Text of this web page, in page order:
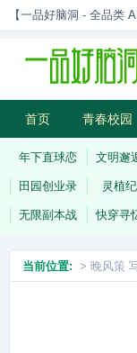
【一品好脑洞 - 全品类
首页 青春校园
历史权谋 武侠
年下直球恋 文明邂
田园创业录 灵植
无限副本战 快穿寻
当前位置: > 晚风策